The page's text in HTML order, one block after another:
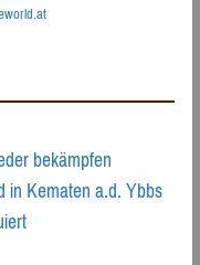
bekämpfen
Kematen a.d. Ybbs